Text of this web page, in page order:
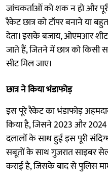
जांचकर्ताओं को शक न हो और पूरी
रैकेट छात्र को टॉपर बनाने या
देता। इसके बजाय, ओएमआर
जाते हैं, जितने में छात्र को
सीट मिल जाए।
छात्र ने किया भंडाफोड़
इस पूरे रैकेट का भंडाफोड़
किया है, जिसने 2023 और 2024
दलालों के साथ हुई इस पूरी
सबूतों के साथ गुजरात साइबर
कराई है, जिसके बाद से पुलिस